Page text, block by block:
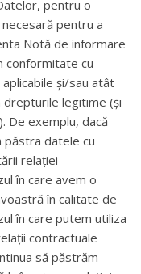
pentru o
pentru a
Notă de informare
conformitate cu
și/sau atât
legitime (și
De exemplu, dacă
păstra datele cu
relației
în care avem o
în calitate de
în care putem utiliza
contractuale
să păstrăm